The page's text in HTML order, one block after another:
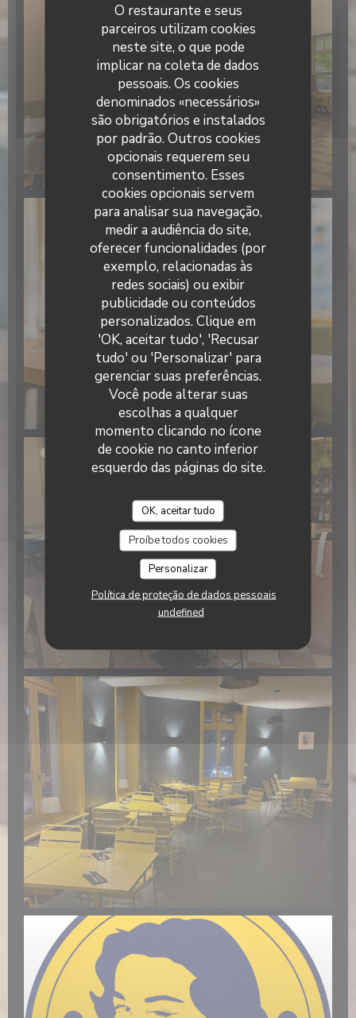
O restaurante e seus
parceiros utilizam cookies
neste site, o que pode
implicar na coleta de dados
pessoais. Os cookies
denominados «necessários»
são obrigatórios e instalados
por padrão. Outros cookies
opcionais requerem seu
consentimento. Esses
cookies opcionais servem
para analisar sua navegação,
medir a audiência do site,
oferecer funcionalidades (por
exemplo, relacionadas às
redes sociais) ou exibir
publicidade ou conteúdos
personalizados. Clique em
'OK, aceitar tudo', 'Recusar
tudo' ou 'Personalizar' para
gerenciar suas preferências.
Você pode alterar suas
escolhas a qualquer
momento clicando no ícone
de cookie no canto inferior
esquerdo das páginas do site.
OK, aceitar tudo
Proíbe todos cookies
Personalizar
Política de proteção de dados pessoais
undefined
Laurette - Bistrot de quartier